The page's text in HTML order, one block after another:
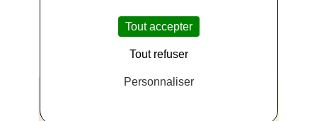
13,00 €
Tout accepter
Tout refuser
Personnaliser